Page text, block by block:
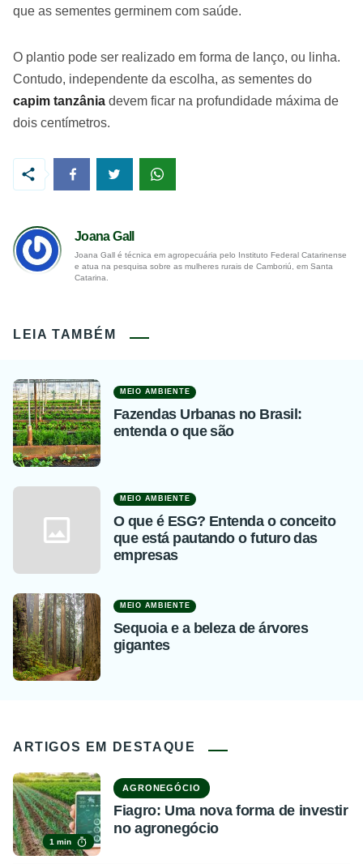
que as sementes germinem com saúde.
O plantio pode ser realizado em forma de lanço, ou linha.
Contudo, independente da escolha, as sementes do
capim tanzânia devem ficar na profundidade máxima de
dois centímetros.
Joana Gall
Joana Gall é técnica em agropecuária pelo Instituto Federal Catarinense
e atua na pesquisa sobre as mulheres rurais de Camboriú, em Santa
Catarina.
LEIA TAMBÉM
MEIO AMBIENTE
Fazendas Urbanas no Brasil:
entenda o que são
MEIO AMBIENTE
O que é ESG? Entenda o conceito
que está pautando o futuro das
empresas
MEIO AMBIENTE
Sequoia e a beleza de árvores
gigantes
ARTIGOS EM DESTAQUE
1 min
AGRONEGÓCIO
Fiagro: Uma nova forma de investir
no agronegócio